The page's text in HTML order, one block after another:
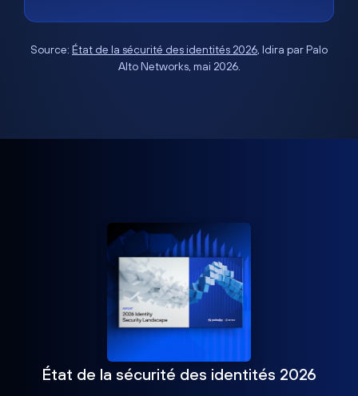
Source: État de la sécurité des identités 2026, Idira par Palo
Alto Networks, mai 2026.
État de la sécurité des identités 2026